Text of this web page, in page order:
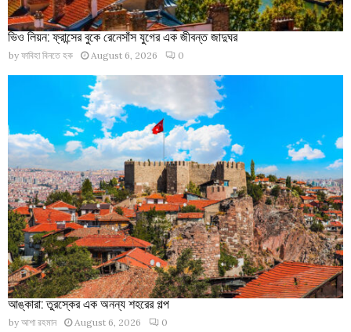
ভিও লিয়ন: ফ্রান্সের বুকে রেনেসাঁস যুগের এক জীবন্ত জাদুঘর
by ফাবিহা বিনতে হক August 6, 2026 0
আঙ্কারা: তুরস্কের এক অনন্য শহরের গল্প
by আশা রহমান August 6, 2026 0